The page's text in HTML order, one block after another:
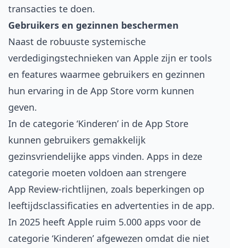
transacties te doen.
Gebruikers en gezinnen beschermen
Naast de robuuste systemische
verdedigingstechnieken van Apple zijn er tools
en features waarmee gebruikers en gezinnen
hun ervaring in de App Store vorm kunnen
geven.
In de categorie ‘Kinderen’ in de App Store
kunnen gebruikers gemakkelijk
gezinsvriendelijke apps vinden. Apps in deze
categorie moeten voldoen aan strengere
App Review-richtlijnen, zoals beperkingen op
leeftijdsclassificaties en advertenties in de app.
In 2025 heeft Apple ruim 5.000 apps voor de
categorie ‘Kinderen’ afgewezen omdat die niet